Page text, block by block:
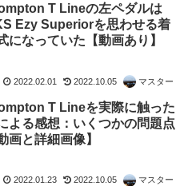
T Lineの左ペダルは
Ezy Superiorを思わせる着
になっていた【動画あり】
2022.02.01 2022.10.05 マスター
T Lineを実際に触った
よる感想：いくつかの問題点
画と詳細画像】
2022.01.23 2022.10.05 マスター